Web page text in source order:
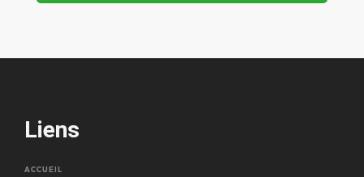
Liens
ACCUEIL